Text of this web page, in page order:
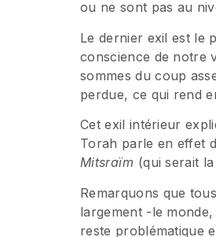
ou ne sont pas au
Le dernier exil est le
conscience de notre
sommes du coup
perdue, ce qui rend
Cet exil intérieur
Torah parle en effet
Mitsraïm (qui serait
Remarquons que
largement -le
reste problématique